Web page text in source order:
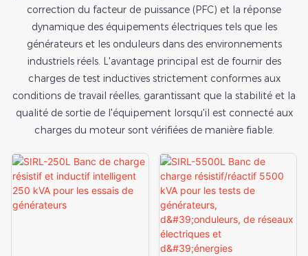
correction du facteur de puissance (PFC) et la réponse
dynamique des équipements électriques tels que les
générateurs et les onduleurs dans des environnements
industriels réels. L'avantage principal est de fournir des
charges de test inductives strictement conformes aux
conditions de travail réelles, garantissant que la stabilité et la
qualité de sortie de l'équipement lorsqu'il est connecté aux
charges du moteur sont vérifiées de manière fiable.